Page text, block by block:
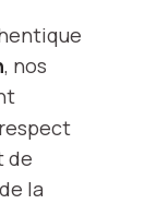
, nos
de
la